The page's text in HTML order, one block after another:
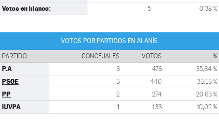
Votos en blanco: 5 0,38 %
VOTOS POR PARTIDOS EN ALANÍS
PARTIDO CONCEJALES VOTOS %
P.A 3 476 35,84 %
PSOE 3 440 33,13 %
PP 2 274 20,63 %
IUVPA 1 133 10,02 %